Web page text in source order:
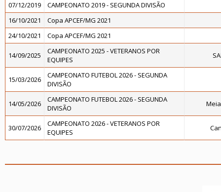
07/12/2019
CAMPEONATO 2019 - SEGUNDA DIVISÃO
16/10/2021
Copa APCEF/MG 2021
24/10/2021
Copa APCEF/MG 2021
14/09/2025
CAMPEONATO 2025 - VETERANOS POR
EQUIPES
15/03/2026
CAMPEONATO FUTEBOL 2026 - SEGUNDA
DIVISÃO
14/05/2026
CAMPEONATO FUTEBOL 2026 - SEGUNDA
DIVISÃO
30/07/2026
CAMPEONATO 2026 - VETERANOS POR
EQUIPES